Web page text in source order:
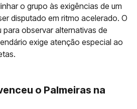
o grupo às exigências de um
disputado em ritmo acelerado. O
para observar alternativas de
exige atenção especial ao
o Palmeiras na